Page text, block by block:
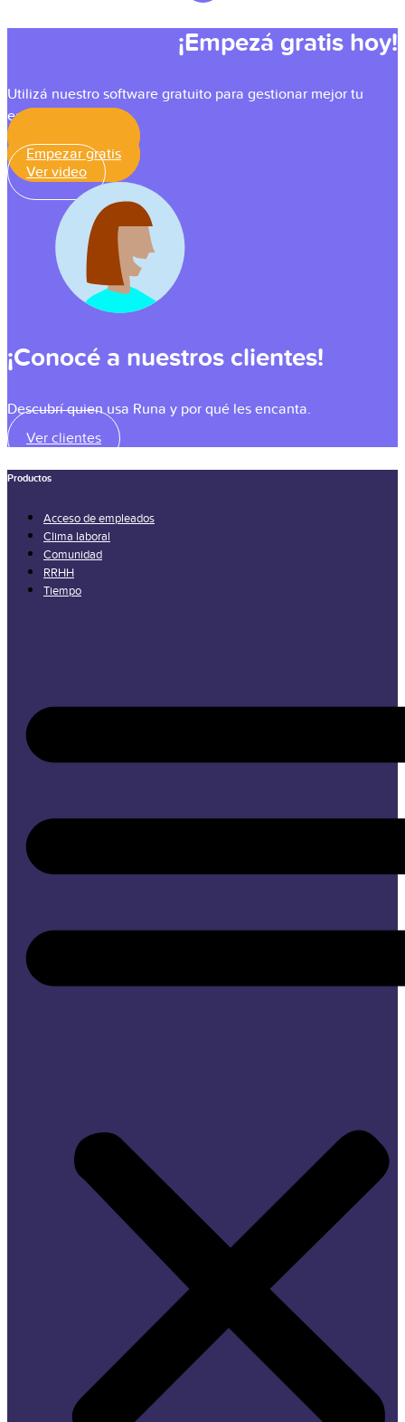
¡Empezá gratis hoy!
Utilizá nuestro software gratuito para gestionar mejor tu
equipo.
Empezar gratis
Ver video
¡Conocé a nuestros clientes!
Descubrí quien usa Runa y por qué les encanta.
Ver clientes
Productos
Acceso de empleados
Clima laboral
Comunidad
RRHH
Tiempo